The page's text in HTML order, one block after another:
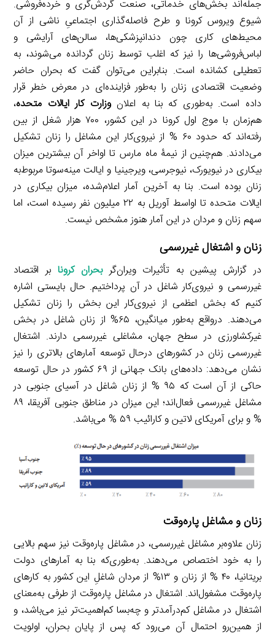
جمله‌اند بخش‌های خدماتی، صنعت گردش‌گری و خرده‌فروشی.
شیوع ویروس کرونا و طرح فاصله‌گذاری اجتماعیِ ناشی از آن
محیط‌های کاری چون دندانپزشکی‌ها، سالن‌های آرایشی و
لباس‌فروشی‌ها را نیز که اغلب توسط زنان گردانده می‌شوند، به
تعطیلی کشانده است. بنابراین می‌توان گفت که بحران حاضر
وضعیت اقتصادی زنان را به‌طور فزاینده‌ای در معرض خطر قرار
داده است. به‌طوری که بنا به اعلانوزارت کار ایالات متحده،
هم‌زمان با موج اول کرونا در این کشور، ۷۰۰ هزار شغل از بین
رفته‌اند که حدود ۶۰ % از نیروی‌کار این مشاغل را زنان تشکیل
می‌دادند. هم‌چنین از نیمۀ ماه مارس تا اواخر آن بیشترین میزان
بیکاری در نیویورک، نیوجرسی، ویرجینیا و ایالت مینه‌سوتا مربوط‌به
زنان بوده است. بنا به آخرین آمار اعلام‌شده، میزان بیکاری در
ایالات متحده تا اواسط آوریل به ۲۲ میلیون نفر رسیده است، اما
سهم زنان و مردان در این آمار هنوز مشخص نیست.
زنان و اشتغال غیررسمی
در گزارش پیشین به تأثیرات ویران‌گربحران کرونابر اقتصاد
غیررسمی و نیروی‌کار شاغل در آن پرداختیم. حال بایستی اشاره
کنیم که بخش اعظمی از نیروی‌کار این بخش را زنان تشکیل
می‌دهند. درواقع به‌طور میانگین، ۶۵% از زنان شاغل در بخش
غیرکشاورزی در سطح جهان، مشاغلی غیررسمی دارند. اشتغال
غیررسمی زنان در کشورهای درحال توسعه آمارهای بالاتری را نیز
نشان می‌دهد: داده‌های بانک جهانی از ۶۹ کشور در حال توسعه
حاکی از آن است که ۹۵ % از زنان شاغل در آسیای جنوبی در
مشاغل غیررسمی فعال‌اند؛ این میزان در مناطق جنوبی آفریقا، ۸۹
% و برای آمریکای لاتین و کارائیب ۵۹ % می‌باشد.
زنان و مشاغل پاره‌وقت
زنان علاوه‌بر مشاغل غیررسمی، در مشاغل پاره‌وقت نیز سهم بالایی
را به خود اختصاص می‌دهند. به‌طوری‌که بنا به آمارهای دولت
بریتانیا، ۴۰ % از زنان و ۱۳% از مردان شاغلِ این کشور به کارهای
پاره‌وقت مشغول‌اند. اشتغال در مشاغل پاره‌وقت از طرفی به‌معنای
اشتغال در مشاغل کم‌درآمدتر و چه‌بسا کم‌اهمیت‌تر نیز می‌باشد، و
از همین‌رو احتمال آن می‌رود که پس از پایان بحران، اولویت